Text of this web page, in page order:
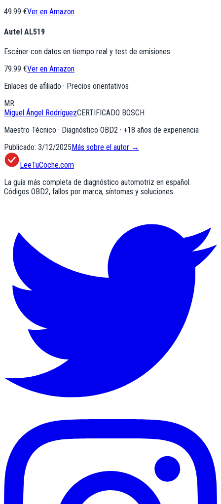
49.99 €Ver en Amazon
Autel AL519
Escáner con datos en tiempo real y test de emisiones
79.99 €Ver en Amazon
Enlaces de afiliado · Precios orientativos
MR
Miguel Ángel RodríguezCERTIFICADO BOSCH
Maestro Técnico · Diagnóstico OBD2 · +18 años de experiencia
Publicado: 3/12/2025Más sobre el autor →
LeeTuCoche.com
La guía más completa de diagnóstico automotriz en español.
Códigos OBD2, fallos por marca, síntomas y soluciones.